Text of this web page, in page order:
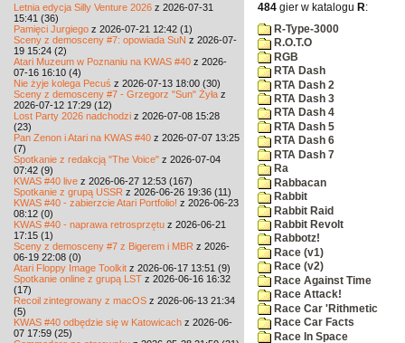
Letnia edycja Silly Venture 2026 z 2026-07-31
15:41 (36)
Pamięci Jurgiego z 2026-07-21 12:42 (1)
Sceny z demosceny #7: opowiada SuN z 2026-07-
19 15:24 (2)
Atari Muzeum w Poznaniu na KWAS #40 z 2026-
07-16 16:10 (4)
Nie żyje kolega Pecuś z 2026-07-13 18:00 (30)
Sceny z demosceny #7 - Grzegorz "Sun" Żyła z
2026-07-12 17:29 (12)
Lost Party 2026 nadchodzi z 2026-07-08 15:28
(23)
Pan Zenon i Atari na KWAS #40 z 2026-07-07 13:25
(7)
Spotkanie z redakcją "The Voice" z 2026-07-04
07:42 (9)
KWAS #40 live z 2026-06-27 12:53 (167)
Spotkanie z grupą USSR z 2026-06-26 19:36 (11)
KWAS #40 - zabierzcie Atari Portfolio! z 2026-06-23
08:12 (0)
KWAS #40 - naprawa retrosprzętu z 2026-06-21
17:15 (1)
Sceny z demosceny #7 z Bigerem i MBR z 2026-
06-19 22:08 (0)
Atari Floppy Image Toolkit z 2026-06-17 13:51 (9)
Spotkanie online z grupą LST z 2026-06-16 16:32
(17)
Recoil zintegrowany z macOS z 2026-06-13 21:34
(5)
KWAS #40 odbędzie się w Katowicach z 2026-06-
07 17:59 (25)
484 gier w katalogu R:
R-Type-3000
R.O.T.O
RGB
RTA Dash
RTA Dash 2
RTA Dash 3
RTA Dash 4
RTA Dash 5
RTA Dash 6
RTA Dash 7
Ra
Rabbacan
Rabbit
Rabbit Raid
Rabbit Revolt
Rabbotz!
Race (v1)
Race (v2)
Race Against Time
Race Attack!
Race Car 'Rithmetic
Race Car Facts
Race In Space